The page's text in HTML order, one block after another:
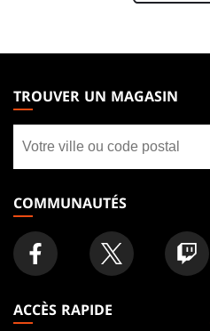
THE
GATHERING
FOOTER
TROUVER UN MAGASIN
un
magasin
COMMUNAUTÉS
ACCÈS RAPIDE